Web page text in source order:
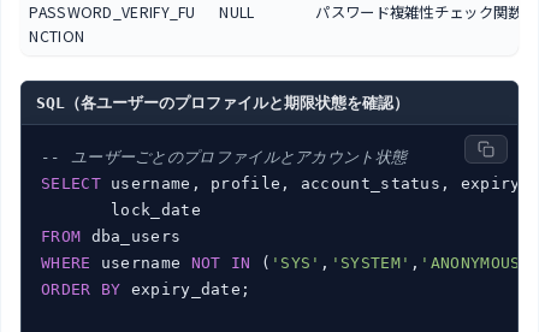
PASSWORD_VERIFY_FU
NCTION
NULL パスワード複雑性チェック関数
SQL（各ユーザーのプロファイルと期限状態を確認）
-- ユーザーごとのプロファイルとアカウント状態
SELECT username, profile, account_status,
FROM
WHERE username NOT IN ( 'SYS' , 'SYSTEM' , 'ANONYMOUS'
ORDER
BY expiry_date;